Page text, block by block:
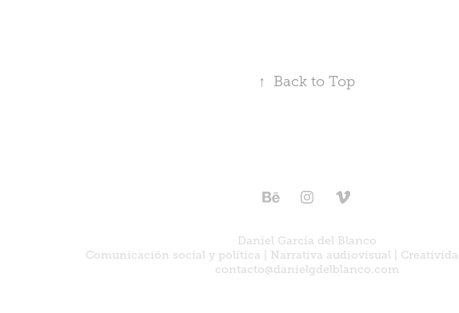
↑ Back to Top
Daniel García del Blanco
Comunicación social y política | Narrativa audiovisual |
contacto@danielgdelblanco.com